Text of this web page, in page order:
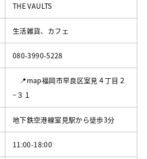
THE VAULTS
生活雑貨、カフェ
080-3990-5228
📍map福岡市早良区室見４丁目２
−３１
地下鉄空港線室見駅から徒歩3分
11:00-18:00